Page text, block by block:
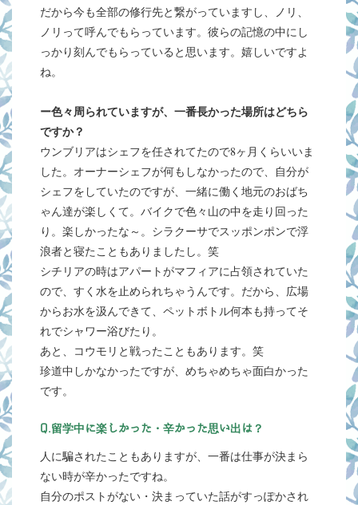
だから今も全部の修行先と繋がっていますし、ノリ、
ノリって呼んでもらっています。彼らの記憶の中にし
っかり刻んでもらっていると思います。嬉しいですよ
ね。
ー色々周られていますが、一番長かった場所はどちら
ですか？
ウンブリアはシェフを任されてたので8ヶ月くらいいま
した。オーナーシェフが何もしなかったので、自分が
シェフをしていたのですが、一緒に働く地元のおばち
ゃん達が楽しくて。バイクで色々山の中を走り回った
り。楽しかったな～。シラクーサでスッポンポンで浮
浪者と寝たこともありましたし。笑
シチリアの時はアパートがマフィアに占領されていた
ので、すく水を止められちゃうんです。だから、広場
からお水を汲んできて、ペットボトル何本も持ってそ
れでシャワー浴びたり。
あと、コウモリと戦ったこともあります。笑
珍道中しかなかったですが、めちゃめちゃ面白かった
です。
Q.留学中に楽しかった・辛かった思い出は？
人に騙されたこともありますが、一番は仕事が決まら
ない時が辛かったですね。
自分のポストがない・決まっていた話がすっぽかされ